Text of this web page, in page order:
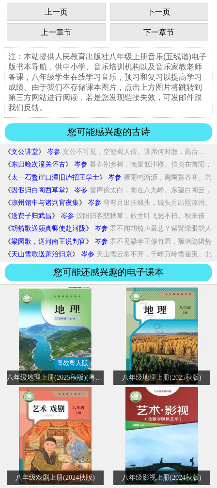
上一页 下一页
上一章节 下一章节
注：本站提供人民教育出版社八年级上册音乐(五线谱)电子
版书本导航，供中小学、音乐培训机构以及音乐家教老师
备课，八年级学生在线学习音乐，预习和复习以提高学习
成绩。由于我们不存储课本图片，点击上方图片将跳转到
第三方网站进行阅读，若是您发现链接失效，可发邮件跟
我们反馈。
您可能感兴趣的古诗
《文公讲堂》 岑参 文公不可见，空使蜀人传。讲席何时散，高台...
《东归晚次潼关怀古》 岑参 暮春别乡树，晚景低津楼。伯夷在首阳，
欲往...
《太一石鳖崖口潭旧庐招王学士》 岑参 骤雨鸣淅沥，飕飗谿谷寒。碧
潭千馀尺，下见...
《 因假归白阁西草堂》 岑参 雷声傍太白，雨在八九峰。东望白阁云，
半入...
《凉州馆中与诸判官夜集》 岑参 弯弯月出挂城头，城头月出照凉州。
凉州七里...
《送费子归武昌 》 岑参 汉阳归客悲秋草，旅舍叶飞愁不扫。秋来倍
忆...
《胡笳歌送颜真卿使赴河陇》 岑参 君不闻胡笳声最悲？紫髯绿眼胡人
吹。吹之一...
《梁园歌，送河南王说判官》 岑参 君不见梁孝王修竹园，颓墙隐辚势
仍存。娇娥...
《天山雪歌送萧治归京》 岑参 天山雪云常不开，千峰万岭雪崔嵬。北
风夜卷...
您可能还感兴趣的电子课本
粤教粤人版
八年级地理上册(2025秋版)
八年级戏剧上册(2024秋版) 八年级影视上册(2024秋版)